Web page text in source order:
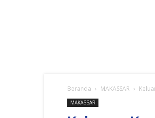
Beranda MAKASSAR
MAKASSAR